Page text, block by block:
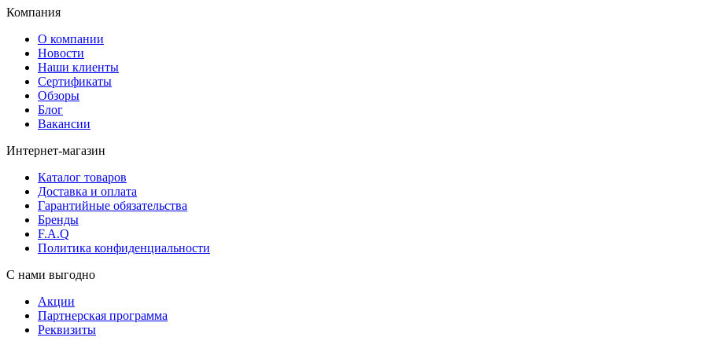
Компания
О компании
Новости
Наши клиенты
Сертификаты
Обзоры
Блог
Вакансии
Интернет-магазин
Каталог товаров
Доставка и оплата
Гарантийные обязательства
Бренды
F.A.Q
Политика конфиденциальности
С нами выгодно
Акции
Партнерская программа
Реквизиты